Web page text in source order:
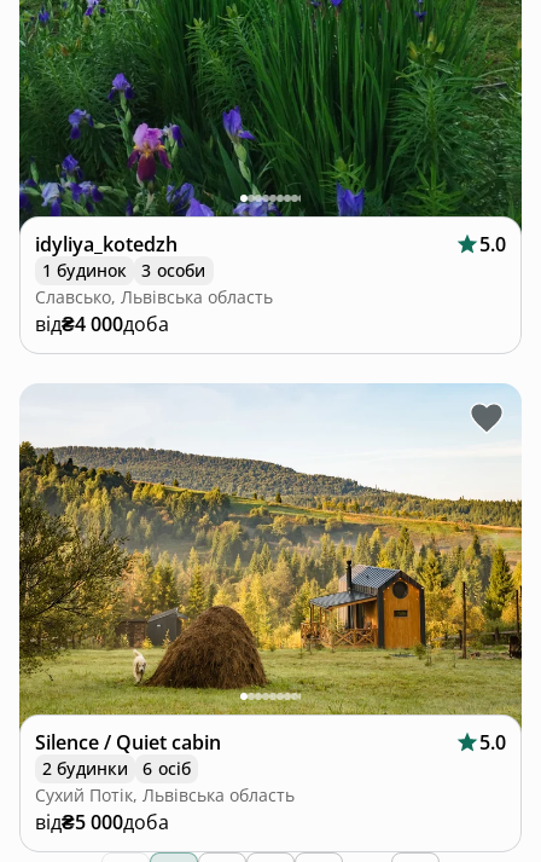
idyliya_kotedzh 5.0
1 будинок
3 особи
Славсько, Львівська область
від₴4 000доба
Silence / Quiet cabin 5.0
2 будинки
6 осіб
Сухий Потік, Львівська область
від₴5 000доба